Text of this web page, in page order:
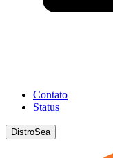
Contato
Status
DistroSea